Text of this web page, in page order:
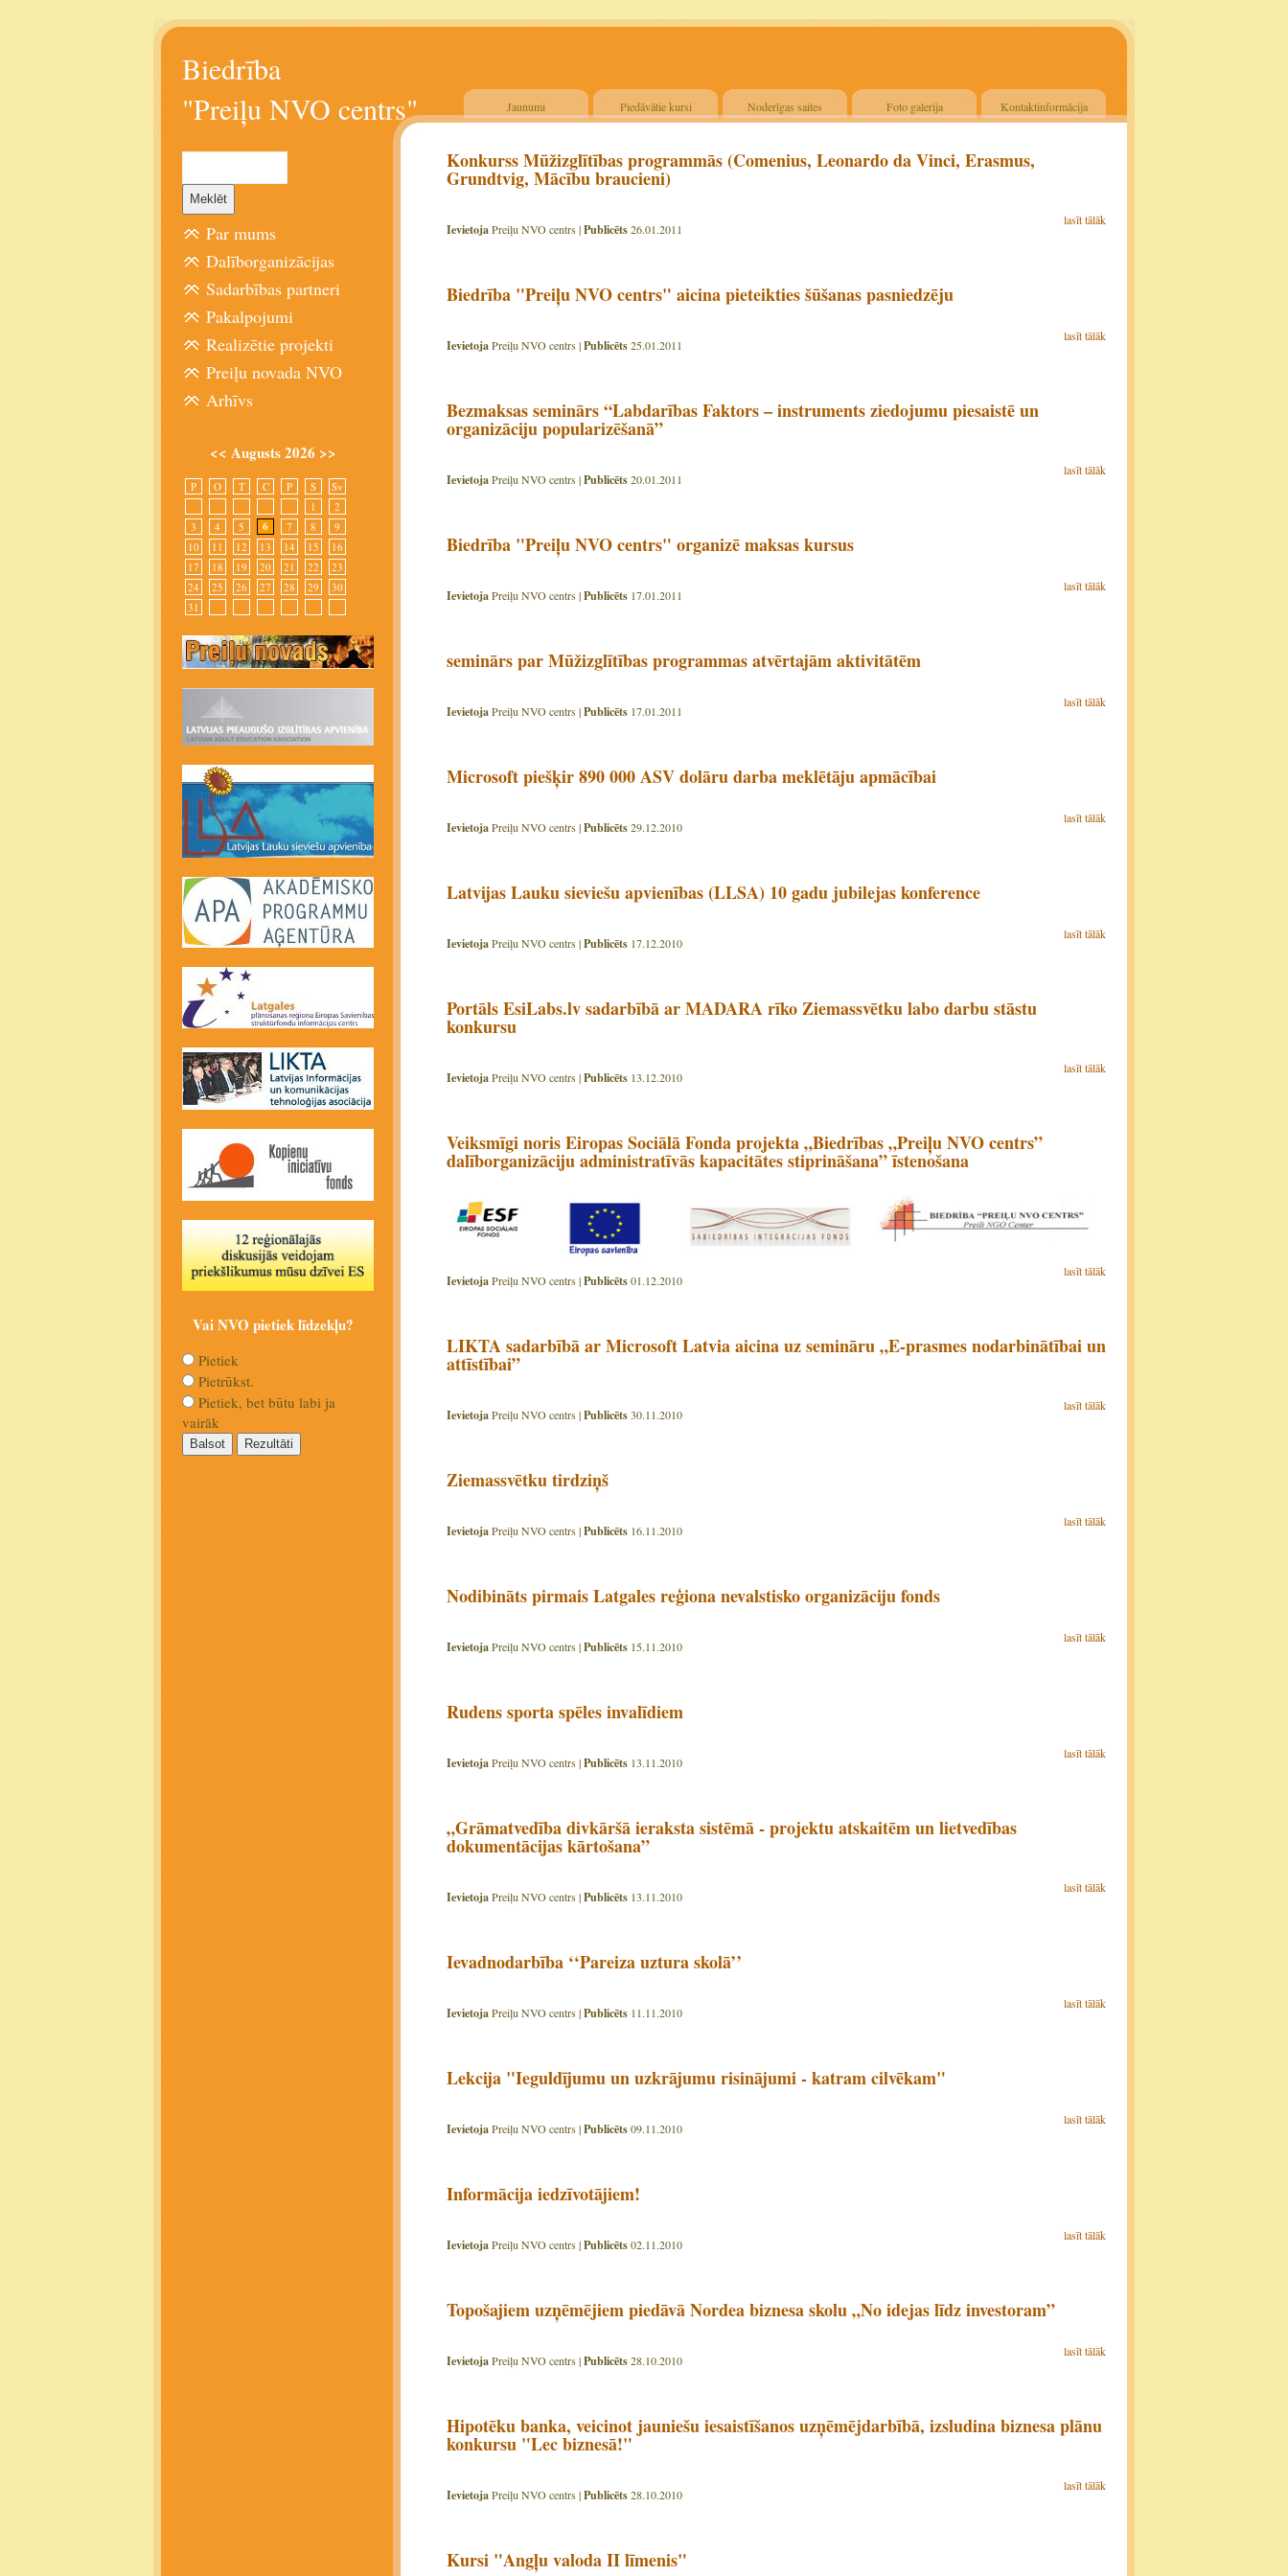
Biedrība
"Preiļu NVO centrs"
Jaunumi Piedāvātie kursi Noderīgas saites Foto galerija Kontaktinformācija
Konkurss Mūžizglītības programmās (Comenius, Leonardo da Vinci, Erasmus,
Grundtvig, Mācību braucieni)
lasīt tālāk
IevietojaPreiļu NVO centrs |Publicēts26.01.2011
Biedrība "Preiļu NVO centrs" aicina pieteikties šūšanas pasniedzēju
lasīt tālāk
IevietojaPreiļu NVO centrs |Publicēts25.01.2011
Bezmaksas seminārs “Labdarības Faktors – instruments ziedojumu piesaistē un
organizāciju popularizēšanā”
lasīt tālāk
IevietojaPreiļu NVO centrs |Publicēts20.01.2011
Biedrība "Preiļu NVO centrs" organizē maksas kursus
lasīt tālāk
IevietojaPreiļu NVO centrs |Publicēts 17.01.2011
seminārs par Mūžizglītības programmas atvērtajām aktivitātēm
lasīt tālāk
IevietojaPreiļu NVO centrs |Publicēts 17.01.2011
Microsoft piešķir 890 000 ASV dolāru darba meklētāju apmācībai
lasīt tālāk
IevietojaPreiļu NVO centrs |Publicēts29.12.2010
Latvijas Lauku sieviešu apvienības (LLSA) 10 gadu jubilejas konference
lasīt tālāk
IevietojaPreiļu NVO centrs |Publicēts 17.12.2010
Portāls EsiLabs.lv sadarbībā ar MADARA rīko Ziemassvētku labo darbu stāstu
konkursu
lasīt tālāk
IevietojaPreiļu NVO centrs |Publicēts 13.12.2010
Veiksmīgi noris Eiropas Sociālā Fonda projekta „Biedrības „Preiļu NVO centrs”
dalīborganizāciju administratīvās kapacitātes stiprināšana” īstenošana
lasīt tālāk
IevietojaPreiļu NVO centrs |Publicēts01.12.2010
LIKTA sadarbībā ar Microsoft Latvia aicina uz semināru „E-prasmes nodarbinātībai un
attīstībai”
lasīt tālāk
IevietojaPreiļu NVO centrs |Publicēts30.11.2010
Ziemassvētku tirdziņš
lasīt tālāk
IevietojaPreiļu NVO centrs |Publicēts 16.11.2010
Nodibināts pirmais Latgales reģiona nevalstisko organizāciju fonds
lasīt tālāk
IevietojaPreiļu NVO centrs |Publicēts 15.11.2010
Rudens sporta spēles invalīdiem
lasīt tālāk
IevietojaPreiļu NVO centrs |Publicēts 13.11.2010
„Grāmatvedība divkāršā ieraksta sistēmā - projektu atskaitēm un lietvedības
dokumentācijas kārtošana”
lasīt tālāk
IevietojaPreiļu NVO centrs |Publicēts 13.11.2010
Ievadnodarbība ‘‘Pareiza uztura skolā’’
lasīt tālāk
IevietojaPreiļu NVO centrs |Publicēts 11.11.2010
Lekcija "Ieguldījumu un uzkrājumu risinājumi - katram cilvēkam"
lasīt tālāk
IevietojaPreiļu NVO centrs |Publicēts09.11.2010
Informācija iedzīvotājiem!
lasīt tālāk
IevietojaPreiļu NVO centrs |Publicēts02.11.2010
Topošajiem uzņēmējiem piedāvā Nordea biznesa skolu „No idejas līdz investoram”
lasīt tālāk
IevietojaPreiļu NVO centrs |Publicēts28.10.2010
Hipotēku banka, veicinot jauniešu iesaistīšanos uzņēmējdarbībā, izsludina biznesa plānu
konkursu "Lec biznesā!"
lasīt tālāk
IevietojaPreiļu NVO centrs |Publicēts28.10.2010
Kursi "Angļu valoda II līmenis"
Par mums
Dalīborganizācijas
Sadarbības partneri
Pakalpojumi
Realizētie projekti
Preiļu novada NVO
Arhīvs
<< Augusts 2026 >>
P O T C P S
Sv
1
2
3
4 5 6 7 8
9
10
11 12 13 14 15
16
17
18 19 20 21 22
23
24
25 26 27 28 29
30
31
Vai NVO pietiek līdzekļu?
Pietiek
Pietrūkst.
Pietiek, bet būtu labi ja
vairāk